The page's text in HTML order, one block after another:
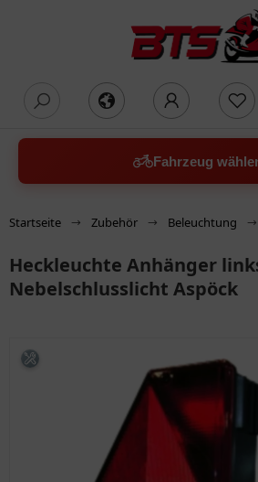
Fahrzeug
Startseite Zubehör Beleuchtung
Heckleuchte Anhänger
Nebelschlusslicht Aspöck